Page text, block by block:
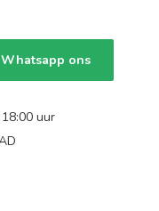
Whatsapp ons
uur